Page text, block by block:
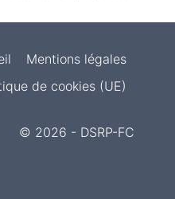
Mentions légales
de cookies (UE)
© 2026 - DSRP-FC